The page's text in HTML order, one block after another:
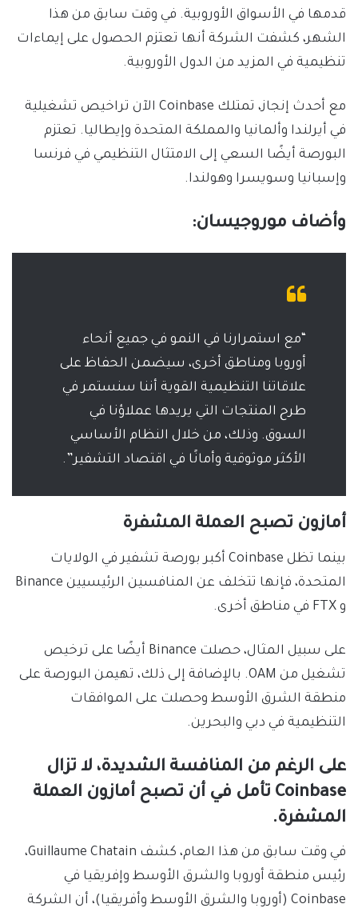
قدمها في الأسواق الأوروبية. في وقت سابق من هذا
الشهر، كشفت الشركة أنها تعتزم الحصول على إيماءات
تنظيمية في المزيد من الدول الأوروبية.
مع أحدث إنجاز، تمتلك Coinbase الآن تراخيص تشغيلية
في أيرلندا وألمانيا والمملكة المتحدة وإيطاليا. تعتزم
البورصة أيضًا السعي إلى الامتثال التنظيمي في فرنسا
وإسبانيا وسويسرا وهولندا.
وأضاف موروجيسان:
“مع استمرارنا في النمو في جميع أنحاء
أوروبا ومناطق أخرى، سيضمن الحفاظ على
علاقاتنا التنظيمية القوية أننا سنستمر في
طرح المنتجات التي يريدها عملاؤنا في
السوق. وذلك، من خلال النظام الأساسي
الأكثر موثوقية وأمانًا في اقتصاد التشفير”.
أمازون تصبح العملة المشفرة
بينما تظل Coinbase أكبر بورصة تشفير في الولايات
المتحدة، فإنها تتخلف عن المنافسين الرئيسيين Binance
و FTX في مناطق أخرى.
على سبيل المثال، حصلت Binance أيضًا على ترخيص
تشغيل من OAM. بالإضافة إلى ذلك، تهيمن البورصة على
منطقة الشرق الأوسط وحصلت على الموافقات
التنظيمية في دبي والبحرين.
على الرغم من المنافسة الشديدة، لا تزال
Coinbase تأمل في أن تصبح أمازون العملة
المشفرة.
في وقت سابق من هذا العام، كشف Guillaume Chatain،
رئيس منطقة أوروبا والشرق الأوسط وإفريقيا في
Coinbase (أوروبا والشرق الأوسط وأفريقيا)، أن الشركة